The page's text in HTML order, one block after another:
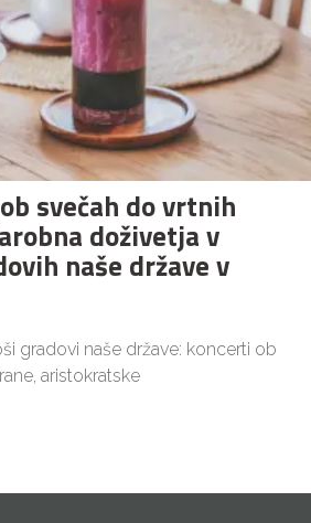
svečah do vrtnih
doživetja v
naše države v
gradovi naše države: koncerti ob
aristokratske